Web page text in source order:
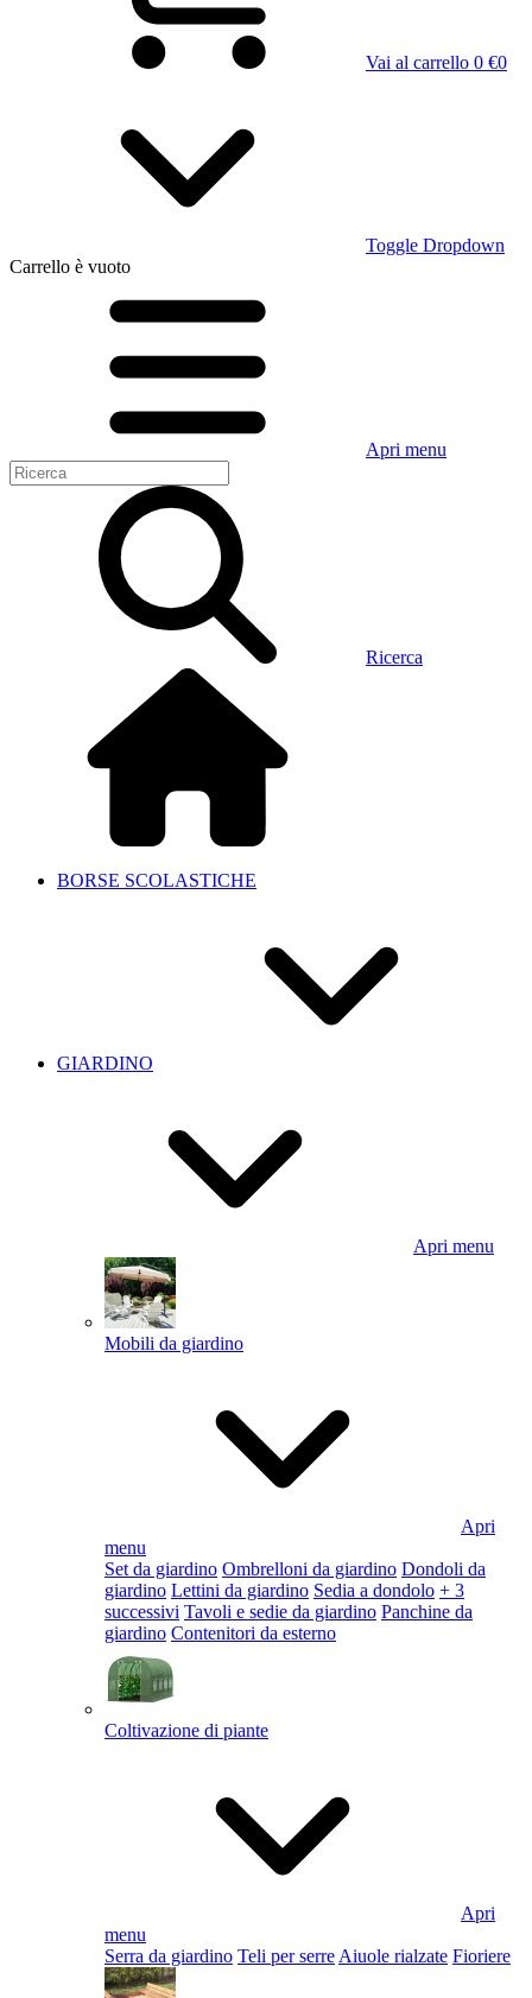
Vai al carrello 0 €0
Toggle Dropdown
Carrello è vuoto
Apri menu
Ricerca
BORSE SCOLASTICHE
GIARDINO
Apri menu
Mobili da giardino
Apri
menu
Set da giardino Ombrelloni da giardino Dondoli da
giardino Lettini da giardino Sedia a dondolo + 3
successivi Tavoli e sedie da giardino Panchine da
giardino Contenitori da esterno
Coltivazione di piante
Apri
menu
Serra da giardino Teli per serre Aiuole rialzate Fioriere